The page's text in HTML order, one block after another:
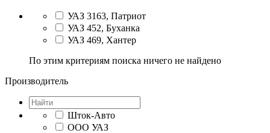
УАЗ 3163, Патриот
УАЗ 452, Буханка
УАЗ 469, Хантер
По этим критериям поиска ничего не найдено
Производитель
Шток-Авто
ООО УАЗ